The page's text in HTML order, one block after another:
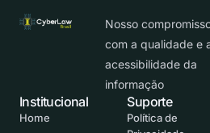
Nosso
com a qualidade e
acessibilidade da
informação
Suporte
Política de
Institucional
Home